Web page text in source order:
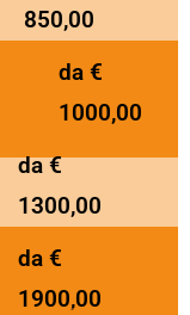
850,00
da €
1000,00
da €
1300,00
da €
1900,00